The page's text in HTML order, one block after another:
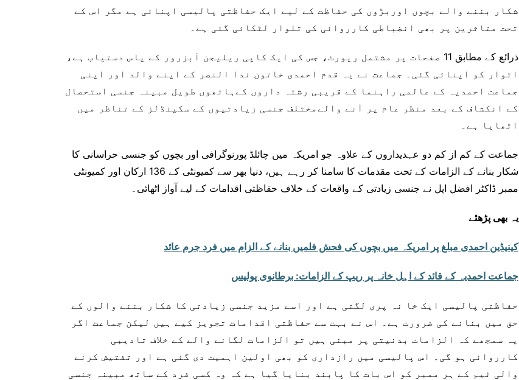
شکار بننے والے بچوں اوربڑوں کی حفاظت کے لیے ایک حفاظتی پالیسی اپنائی ہے مگر اس کے
تحت متاثرین پر بھی انضباطی کارروائی کی تلوار لٹکائی گئی ہے۔
ذرائع کے مطابق 11 صفحات پر مشتمل رپورٹ، جس کی ایک کاپی ریلیجن آبزرور کے پاس دستیاب ہے،
اتوار کو اپنائی گئی۔ جماعت نے یہ قدم احمدی خاتون ندا النصر کے اپنے والد اور اپنی
جماعت احمدیہ کے عالمی راہنما کے قریبی رشتہ داروں کےہاتھوں طویل مبینہ جنسی استحصال
کے انکشاف کے بعد منظر عام پر آنے والےمختلف جنسی زیادتیوں کے سکینڈلز کے تناظر میں
اٹھایا ہے۔
جماعت کے کم از کم دو عہدیداروں کے علاوہ جو امریکہ میں چائلڈ پورنوگرافی اور بچوں کو جنسی حراسانی کا
شکار بنانے کے الزامات کے تحت مقدمات کا سامنا کر رہے ہیں، دنیا بھر سے کمیونٹی کے 136 ارکان اور کمیونٹی
ممبر ڈاکٹر افضل اپل نے جنسی زیادتی کے واقعات کے خلاف حفاظتی اقدامات کے لیے آواز اٹھائی۔
یہ بھی پڑھئے
کینیڈین احمدی مبلغ پر امریکہ میں بچوں کی فحش فلمیں بنانے کے الزام میں فرد جرم عائد
جماعت احمدیہ کے قائد کے اہل خانہ پر ریپ کے الزامات: برطانوی پولیس
حفاظتی پالیسی ایک خا نہ پری لگتی ہے اور اسے مزید جنسی زیادتی کا شکار بننے والوں کے
حق میں بنانے کی ضرورت ہے۔ اس نے بہت سے حفاظتی اقدامات تجویز کیے ہیں لیکن جماعت اگر
یہ سمجھے کہ الزامات بدنیتی پر مبنی ہیں تو الزامات لگانے والے کے خلاف تادیبی
کارروائی ہو گی۔ اس پالیسی میں رازداری کو بھی اولین اہمیت دی گئی ہے اور تفتیش کرنے
والی ٹیم کے ہر ممبر کو اس بات کا پابند بنایا گیا ہے کہ وہ کسی فرد کے ساتھ مبینہ جنسی